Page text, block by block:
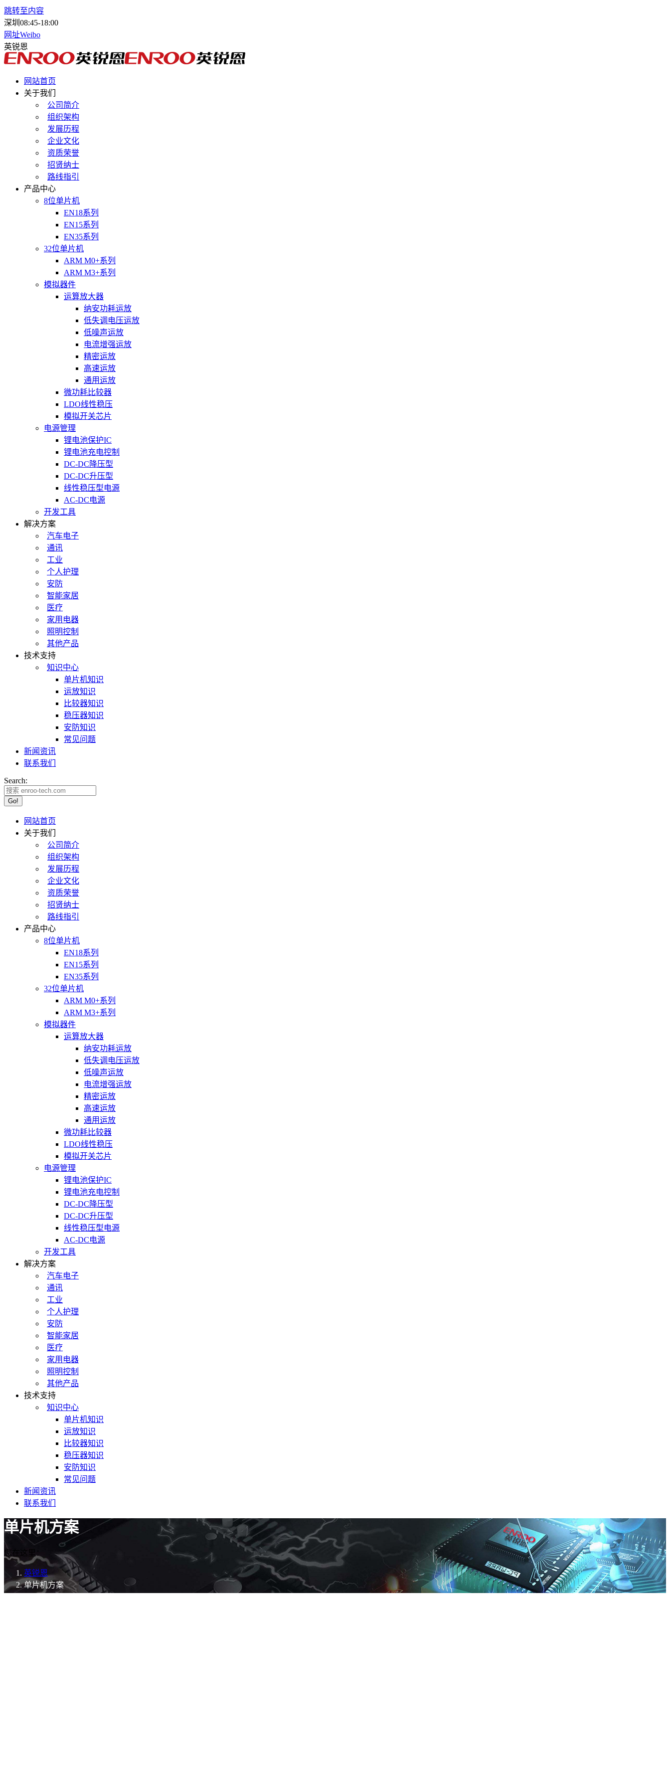
跳转至内容
深圳 08:45-18:00
网址Weibo
英锐恩
网站首页
关于我们
公司简介
组织架构
发展历程
企业文化
资质荣誉
招贤纳士
路线指引
产品中心
8位单片机
EN18系列
EN15系列
EN35系列
32位单片机
ARM M0+系列
ARM M3+系列
模拟器件
运算放大器
纳安功耗运放
低失调电压运放
低噪声运放
电流增强运放
精密运放
高速运放
通用运放
微功耗比较器
LDO线性稳压
模拟开关芯片
电源管理
锂电池保护IC
锂电池充电控制
DC-DC降压型
DC-DC升压型
线性稳压型电源
AC-DC电源
开发工具
解决方案
汽车电子
通讯
工业
个人护理
安防
智能家居
医疗
家用电器
照明控制
其他产品
技术支持
知识中心
单片机知识
运放知识
比较器知识
稳压器知识
安防知识
常见问题
新闻资讯
联系我们
Search:
网站首页
关于我们
公司简介
组织架构
发展历程
企业文化
资质荣誉
招贤纳士
路线指引
产品中心
8位单片机
EN18系列
EN15系列
EN35系列
32位单片机
ARM M0+系列
ARM M3+系列
模拟器件
运算放大器
纳安功耗运放
低失调电压运放
低噪声运放
电流增强运放
精密运放
高速运放
通用运放
微功耗比较器
LDO线性稳压
模拟开关芯片
电源管理
锂电池保护IC
锂电池充电控制
DC-DC降压型
DC-DC升压型
线性稳压型电源
AC-DC电源
开发工具
解决方案
汽车电子
通讯
工业
个人护理
安防
智能家居
医疗
家用电器
照明控制
其他产品
技术支持
知识中心
单片机知识
运放知识
比较器知识
稳压器知识
安防知识
常见问题
新闻资讯
联系我们
单片机方案
您在这里：
英锐恩
单片机方案